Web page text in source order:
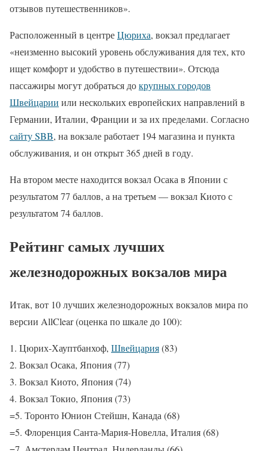
отзывов путешественников».
Расположенный в центреЦюриха, вокзал предлагает
«неизменно высокий уровень обслуживания для тех, кто
ищет комфорт и удобство в путешествии». Отсюда
пассажиры могут добраться докрупных городов
Швейцарии или нескольких европейских направлений в
Германии, Италии, Франции и за их пределами. Согласно
сайту SBB, на вокзале работает 194 магазина и пункта
обслуживания, и он открыт 365 дней в году.
На втором месте находится вокзал Осака в Японии с
результатом 77 баллов, а на третьем — вокзал Киото с
результатом 74 баллов.
Рейтинг самых лучших
железнодорожных вокзалов мира
Итак, вот 10 лучших железнодорожных вокзалов мира по
версии AllClear (оценка по шкале до 100):
1. Цюрих-Хауптбанхоф, Швейцария(83)
2. Вокзал Осака, Япония (77)
3. Вокзал Киото, Япония (74)
4. Вокзал Токио, Япония (73)
=5. Торонто Юнион Стейшн, Канада (68)
=5. Флоренция Санта-Мария-Новелла, Италия (68)